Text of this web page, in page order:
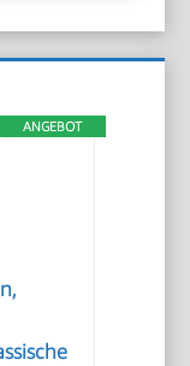
ANGEBOT